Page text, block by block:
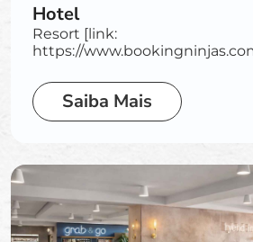
Hotel
Resort [link:
https://
Saiba Mais